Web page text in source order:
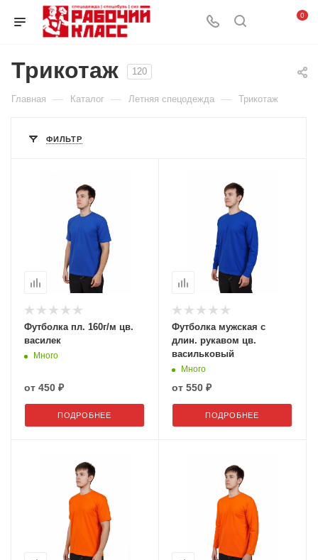
0
Трикотаж 120
Главная — Каталог — Летняя спецодежда — Трикотаж
ФИЛЬТР
Футболка пл. 160г/м цв.
василек
Много
от 450 ₽
ПОДРОБНЕЕ
Футболка мужская с
длин. рукавом цв.
васильковый
Много
от 550 ₽
ПОДРОБНЕЕ